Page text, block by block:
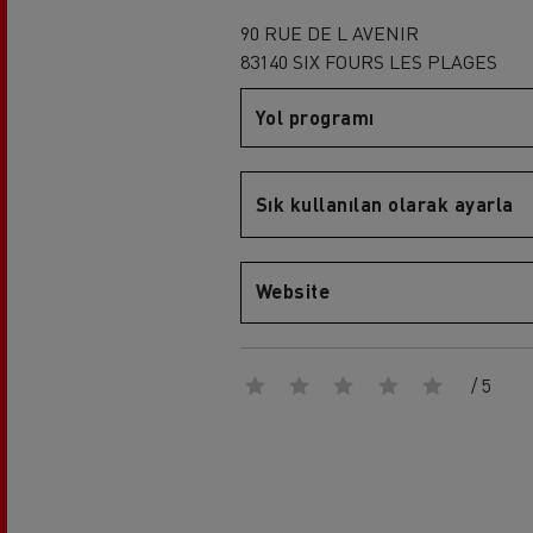
Renault Trucks T
Renault Trucks D
90 RUE DE L AVENIR
83140 SIX FOURS LES PLAGES
Yol programı
Sık kullanılan olarak ayarla
Website
/ 5